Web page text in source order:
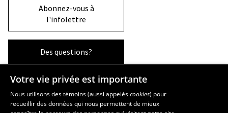
Abonnez-vous à
l'infolettre
Des questions?
La Faculté et ses écoles
Votre vie privée est importante
Nous utilisons des témoins (aussi appeléscookies) pour
recueillir des données qui nous permettent de mieux